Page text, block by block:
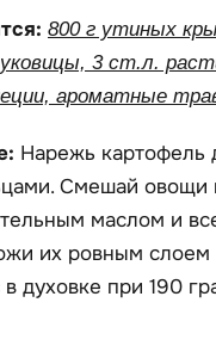
800 г утиных
3 ст.л.
ароматные
Нарежь картофель
Смешай овощи
маслом и
их ровным слоем
в духовке при 190